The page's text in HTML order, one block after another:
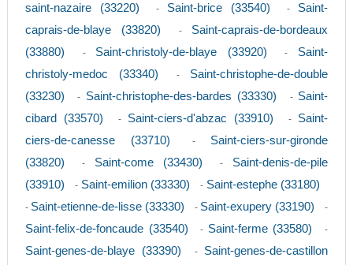
saint-nazaire (33220)
- Saint-brice (33540) - Saint-
caprais-de-blaye (33820)
- Saint-caprais-de-bordeaux
(33880)
- Saint-christoly-de-blaye (33920) - Saint-
christoly-medoc (33340)
- Saint-christophe-de-double
(33230)
- Saint-christophe-des-bardes (33330) - Saint-
cibard (33570)
- Saint-ciers-d'abzac (33910) - Saint-
ciers-de-canesse (33710)
- Saint-ciers-sur-gironde
(33820)
- Saint-come (33430) - Saint-denis-de-pile
(33910)
- Saint-emilion (33330) - Saint-estephe (33180)
- Saint-etienne-de-lisse (33330) - Saint-exupery (33190) -
Saint-felix-de-foncaude (33540) - Saint-ferme (33580) -
Saint-genes-de-blaye (33390) - Saint-genes-de-castillon